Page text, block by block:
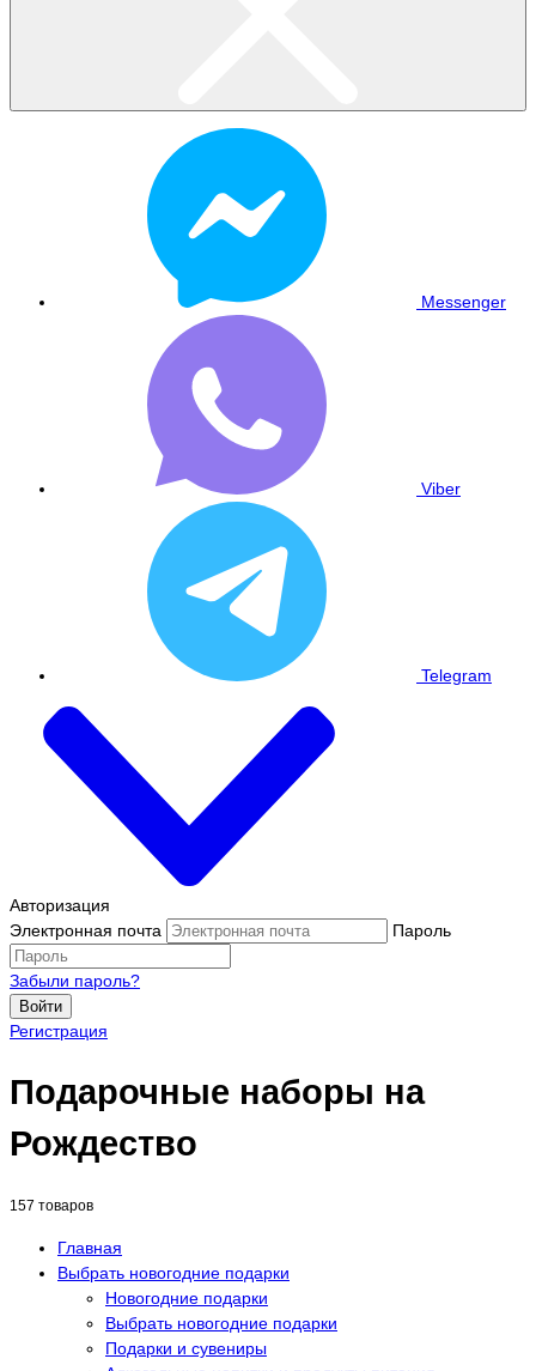
Messenger
Viber
Telegram
Авторизация
Электронная почта
Пароль
Забыли пароль?
Войти
Регистрация
Подарочные наборы на
Рождество
157 товаров
Главная
Выбрать новогодние подарки
Новогодние подарки
Выбрать новогодние подарки
Подарки и сувениры